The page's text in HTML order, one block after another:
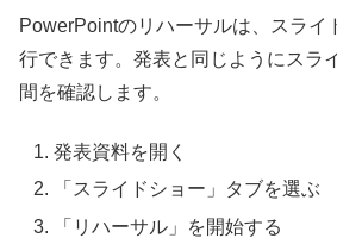
PowerPointのリハーサルは、スライ
行できます。発表と同じようにスラ
間を確認します。
発表資料を開く
「スライドショー」タブを選ぶ
「リハーサル」を開始する